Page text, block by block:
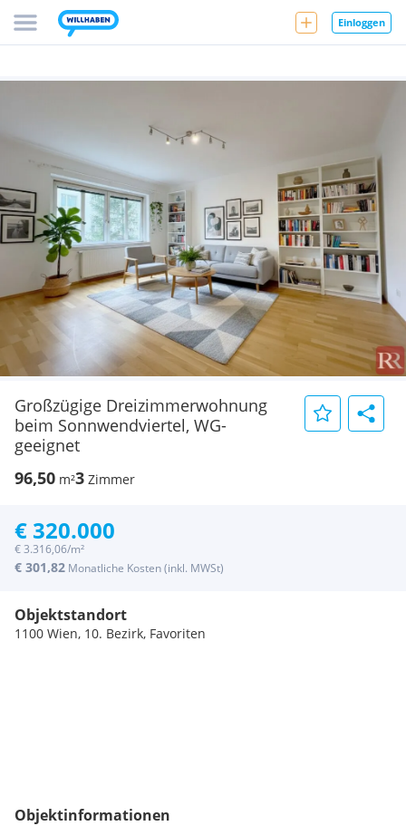
Einloggen
Großzügige Dreizimmerwohnung
beim Sonnwendviertel, WG-
geeignet
96,50 m²3 Zimmer
€ 320.000
€ 3.316,06/m²
€ 301,82 Monatliche Kosten (inkl. MWSt)
Objektstandort
1100 Wien, 10. Bezirk, Favoriten
Objektinformationen